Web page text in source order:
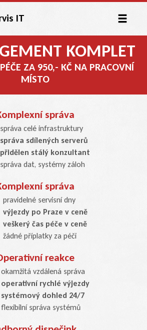
IT
KOMPLET
ZA 950,- KČ NA PRACOVNÍ
MÍSTO
správa
správa celé infrastruktury
správa sdílených serverů
přidělen stálý konzultant
správa dat, systémy záloh
správa
pravidelné servisní dny
výjezdy po Praze v ceně
veškerý čas péče v ceně
žádné příplatky za péči
reakce
okamžitá vzdálená správa
operativní rychlé výjezdy
systémový dohled 24/7
flexibilní správa systémů